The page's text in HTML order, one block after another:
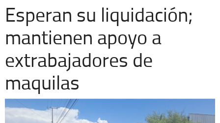
Cronos
Economía
Espectáculos
Extra +
Esperan su liquidación;
mantienen apoyo a
extrabajadores de
maquilas